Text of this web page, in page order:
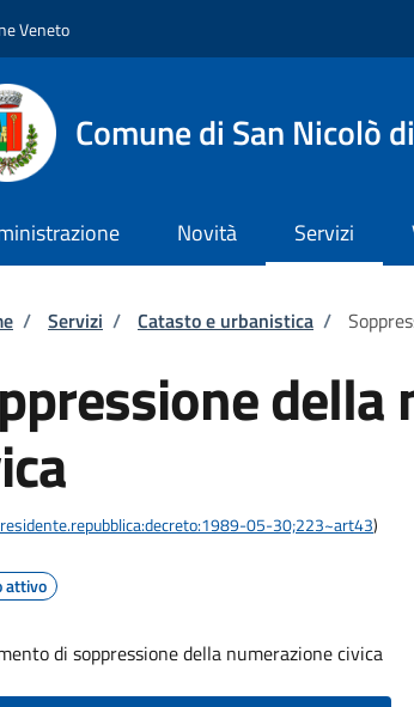
Veneto
Comune di San Nicolò
Novità Servizi
di pane
/ Servizi / Catasto e urbanistica /
della
05-30;223~art43)
attivo
di soppressione della numerazione civica